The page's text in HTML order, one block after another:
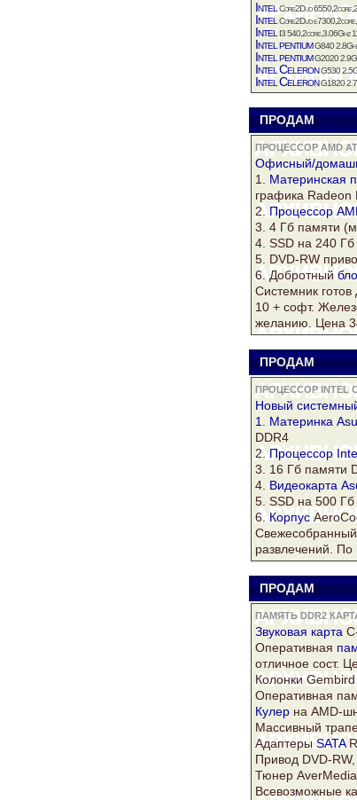
IntelCore2Duo
IntelCore2Duo
Intel I3 540,2core,3.06Ghz
Intel pentiumG840
Intel pentiumG2020
IntelCeleronG530
IntelCeleronG1820
ПРОДАМ
ПРОЦЕССОР AMD
Офисный/
1. Материнская
графика Radeon
2.Процессор
3. 4 Гб памяти
4. SSD на 240
5. DVD-RW
6. Добротный
Системник
10 + софт.
желанию. Цена
ПРОДАМ
ПРОЦЕССОР INTEL
Новый
1. Материнка
DDR4
2.Процессор
3. 16 Гб памяти
4. Видеокарта
5. SSD на 500
6.Корпус
Свежесобранный
развлечений.
ПРОДАМ
ПАМЯТЬ DDR2
Звуковая карта
Оперативная
отличное сост.
Колонки
Оперативная
Кулер на AMD-
Массивный
АдаптерыSATA
Привод DVD-
Тюнер
Всевозможные